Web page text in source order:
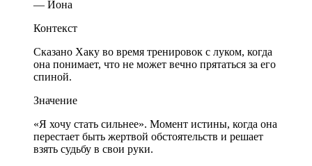
— Йона
Контекст
Сказано Хаку во время тренировок с луком, когда
она понимает, что не может вечно прятаться за его
спиной.
Значение
«Я хочу стать сильнее». Момент истины, когда она
перестает быть жертвой обстоятельств и решает
взять судьбу в свои руки.